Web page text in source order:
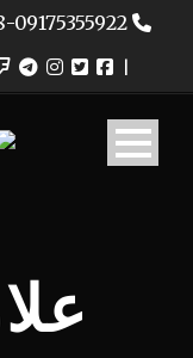
07132302028-09175355922